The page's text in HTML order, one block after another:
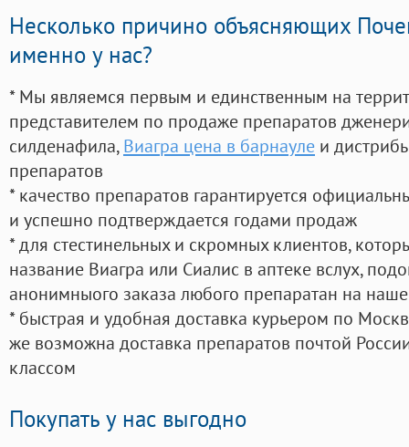
Несколько причино объясняющих
именно у нас?
* Мы являемся первым и единственным на
представителем по продаже препаратов
силденафила, Виагра цена в барнауле и
препаратов
* качество препаратов гарантируется
и успешно подтверждается годами продаж
* для стестинельных и скромных клиентов,
название Виагра или Сиалис в аптеке вслух,
анонимныого заказа любого препаратан на
* быстрая и удобная доставка курьером по
же возможна доставка препаратов почтой
классом
Покупать у нас выгодно